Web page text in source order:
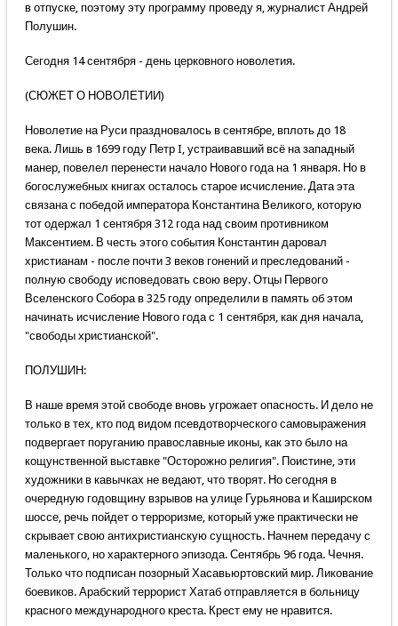
в отпуске, поэтому эту программу проведу я, журналист Андрей
Полушин.
Сегодня 14 сентября - день церковного новолетия.
(СЮЖЕТ О НОВОЛЕТИИ)
Новолетие на Руси праздновалось в сентябре, вплоть до 18
века. Лишь в 1699 году Петр I, устраивавший всё на западный
манер, повелел перенести начало Нового года на 1 января. Но в
богослужебных книгах осталось старое исчисление. Дата эта
связана с победой императора Константина Великого, которую
тот одержал 1 сентября 312 года над своим противником
Максентием. В честь этого события Константин даровал
христианам - после почти 3 веков гонений и преследований -
полную свободу исповедовать свою веру. Отцы Первого
Вселенского Собора в 325 году определили в память об этом
начинать исчисление Нового года с 1 сентября, как дня начала,
"свободы христианской".
ПОЛУШИН:
В наше время этой свободе вновь угрожает опасность. И дело не
только в тех, кто под видом псевдотворческого самовыражения
подвергает поруганию православные иконы, как это было на
кощунственной выставке "Осторожно религия". Поистине, эти
художники в кавычках не ведают, что творят. Но сегодня в
очередную годовщину взрывов на улице Гурьянова и Каширском
шоссе, речь пойдет о терроризме, который уже практически не
скрывает свою антихристианскую сущность. Начнем передачу с
маленького, но характерного эпизода. Сентябрь 96 года. Чечня.
Только что подписан позорный Хасавьюртовский мир. Ликование
боевиков. Арабский террорист Хатаб отправляется в больницу
красного международного креста. Крест ему не нравится.